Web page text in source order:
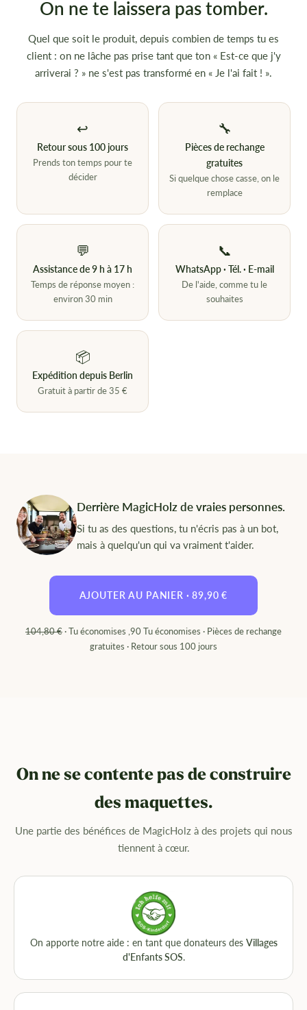
On ne te laissera pas tomber.
Quel que soit le produit, depuis combien de temps tu es
client : on ne lâche pas prise tant que ton « Est-ce que j'y
arriverai ? » ne s'est pas transformé en « Je l'ai fait ! ».
↩
Retour sous 100 jours
Prends ton temps pour te
décider
🔧
Pièces de rechange
gratuites
Si quelque chose casse, on le
remplace
💬
Assistance de 9 h à 17 h
Temps de réponse moyen :
environ 30 min
📞
WhatsApp · Tél. · E-mail
De l'aide, comme tu le
souhaites
📦
Expédition depuis Berlin
Gratuit à partir de 35 €
Derrière MagicHolz de vraies personnes.
Si tu as des questions, tu n'écris pas à un bot,
mais à quelqu'un qui va vraiment t'aider.
AJOUTER AU PANIER ·89,90 €
104,80 €· Tu économises ,90 Tu économises · Pièces de rechange
gratuites · Retour sous 100 jours
On ne se contente pas de construire
des maquettes.
Une partie des bénéfices de MagicHolz à des projets qui nous
tiennent à cœur.
On apporte notre aide : en tant que donateurs des Villages
d'Enfants SOS.